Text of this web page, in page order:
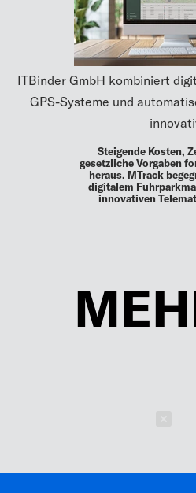
ITBinder GmbH kombiniert
GPS-Systeme und
Steigende Kosten,
gesetzliche Vorgaben
heraus. MTrack
digitalem
innovativen